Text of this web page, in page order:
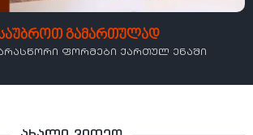
გამართულად
ფორმები ქართულ ენაში